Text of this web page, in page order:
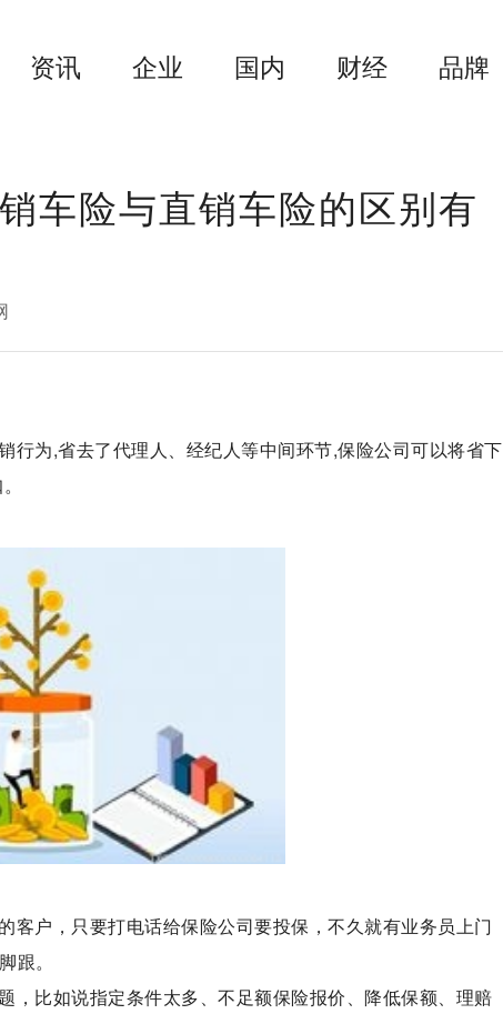
资讯 企业 国内 财经 品牌
车险与直销车险的区别有
行为,省去了代理人、经纪人等中间环节,保险公司可以将省下
客户，只要打电话给保险公司要投保，不久就有业务员上门
跟。
，比如说指定条件太多、不足额保险报价、降低保额、理赔